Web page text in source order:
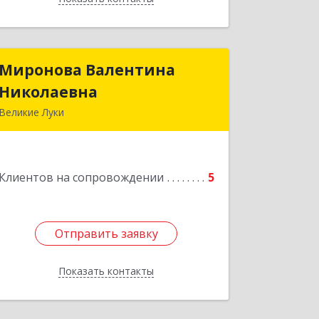
Миронова Валентина
Николаевна
Великие Луки
Клиентов на сопровождении 5
Отправить заявку
Показать контакты
Миронова Валентина
Отправить заявку
Назад